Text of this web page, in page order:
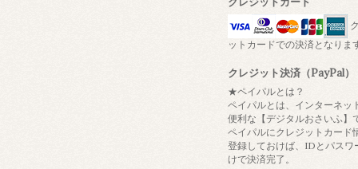
ットカードでの決済となりま
クレジット決済（PayPal）
★ペイパルとは？
ペイパルとは、インターネッ
便利な【デジタルおさいふ】
ペイパルにクレジットカード
登録しておけば、IDとパスワ
けで決済完了。